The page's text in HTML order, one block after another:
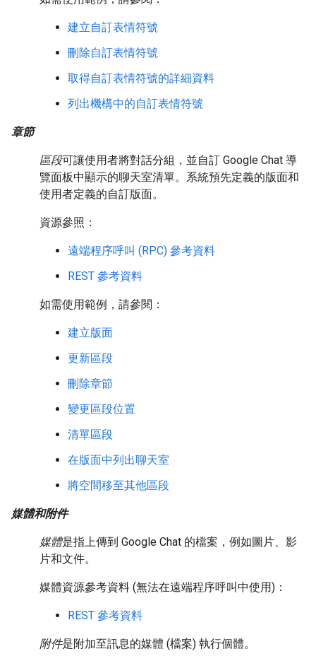
建立自訂表情符號
刪除自訂表情符號
取得自訂表情符號的詳細資料
列出機構中的自訂表情符號
章節
區段可讓使用者將對話分組，並自訂 Google Chat 導
覽面板中顯示的聊天室清單。系統預先定義的版面和
使用者定義的自訂版面。
資源參照：
遠端程序呼叫 (RPC) 參考資料
REST 參考資料
如需使用範例，請參閱：
建立版面
更新區段
刪除章節
變更區段位置
清單區段
在版面中列出聊天室
將空間移至其他區段
媒體和附件
媒體是指上傳到 Google Chat 的檔案，例如圖片、影
片和文件。
媒體資源參考資料 (無法在遠端程序呼叫中使用)：
REST 參考資料
附件是附加至訊息的媒體 (檔案) 執行個體。